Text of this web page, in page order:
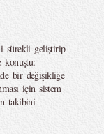
sürekli geliştirip
bir değişikliğe
için sistem
takibini